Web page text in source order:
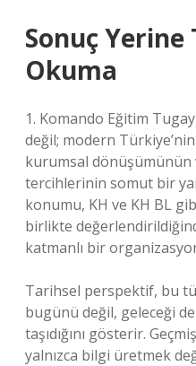
Sonuç
Okuma
1. Komando Eğitim
değil; modern Türkiye’nin
kurumsal
tercihlerinin somut bir
konumu, KH ve KH BL
birlikte
katmanlı bir
Tarihsel perspektif, bu
bugünü değil, geleceği
taşıdığını gösterir.
yalnızca bilgi üretmek